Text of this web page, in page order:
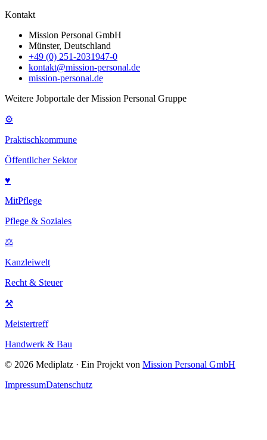
Kontakt
Mission Personal GmbH
Münster, Deutschland
+49 (0) 251-2031947-0
kontakt@mission-personal.de
mission-personal.de
Weitere Jobportale der Mission Personal Gruppe
⚙
Praktischkommune
Öffentlicher Sektor
♥
MitPflege
Pflege & Soziales
⚖
Kanzleiwelt
Recht & Steuer
⚒
Meistertreff
Handwerk & Bau
© 2026 Mediplatz · Ein Projekt von Mission Personal GmbH
ImpressumDatenschutz